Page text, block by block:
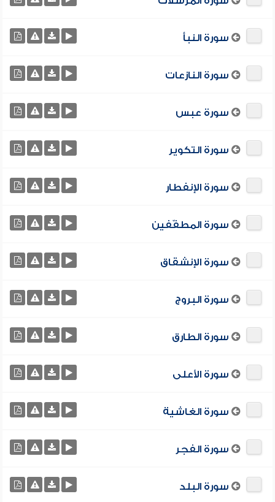
سورة النبأ
سورة النازعات
سورة عبس
سورة التكوير
سورة الإنفطار
سورة المطفّفين
سورة الإنشقاق
سورة البروج
سورة الطارق
سورة الأعلى
سورة الغاشية
سورة الفجر
سورة البلد